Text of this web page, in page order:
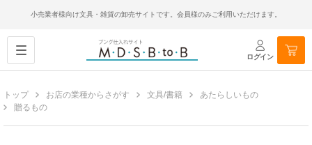
小売業者様向け文具・雑貨の卸売サイトです。会員様のみご利用いただけます。
ログイン
トップ お店の業種からさがす 文具/書籍
あたらしいもの
贈るもの